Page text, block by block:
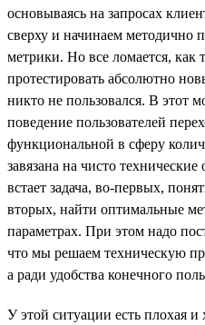
основываясь на запросах
сверху и начинаем методично
метрики. Но все ломается, как
протестировать абсолютно
никто не пользовался. В этот
поведение пользователей
функциональной в сферу
завязана на чисто
встает задача, во-первых,
вторых, найти оптимальные
параметрах. При этом надо
что мы решаем техническую
а ради удобства конечного
У этой ситуации есть плохая